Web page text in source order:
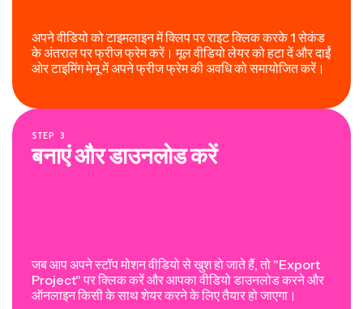
अपने वीडियो को टाइमलाइन में क्लिप पर राइट क्लिक करके 1 सेकंड
के अंतराल पर फ्रीज फ्रेम करें। मूल वीडियो लेयर को हटा दें और दाईं
ओर टाइमिंग मेनू में अपने फ्रीज फ्रेम की अवधि को समायोजित करें।
STEP 3
बनाएं और डाउनलोड करें
जब आप अपने स्टॉप मोशन वीडियो से खुश हो जाते हैं, तो "Export
Project" पर क्लिक करें और आपका वीडियो डाउनलोड करने और
ऑनलाइन किसी के साथ शेयर करने के लिए तैयार हो जाएगा।